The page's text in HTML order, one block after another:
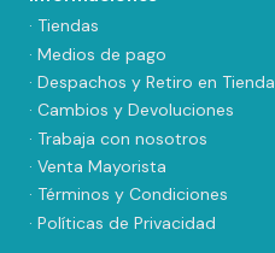
· Tiendas
· Medios de pago
· Despachos y Retiro en Tienda
· Cambios y Devoluciones
· Trabaja con nosotros
· Venta Mayorista
· Términos y Condiciones
· Políticas de Privacidad